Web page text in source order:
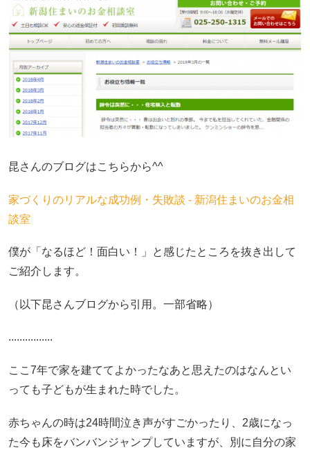
昆さんのブログはこちらから^^
家づくりのリアルな成功例・失敗談 - 新潟住まいのお金相
談室
僕が「なるほど！面白い！」と感じたところを抜き出して
ご紹介します。
（以下昆さんブログから引用。一部省略）
................
ここ7年で家を建ててよかったなあと思えたのはなんとい
っても子どもが生まれた時でした。
赤ちゃんの時は24時間泣き声がすごかったり、2歳になっ
た今も床をバンバンジャンプしていますが、別に自分の家